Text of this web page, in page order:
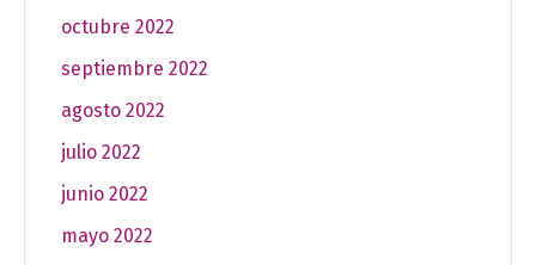
octubre 2022
septiembre 2022
agosto 2022
julio 2022
junio 2022
mayo 2022